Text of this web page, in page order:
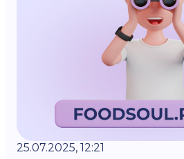
25.07.2025, 12:21